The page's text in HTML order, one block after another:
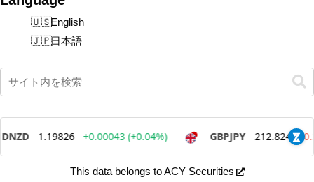
English
日本語
This data belongs to ACY Securities